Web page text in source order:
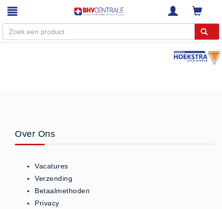
Diensten
RI&E
Bedrijfsnoodplannen
Over Ons
Vacatures
Verzending
Betaalmethoden
Privacy